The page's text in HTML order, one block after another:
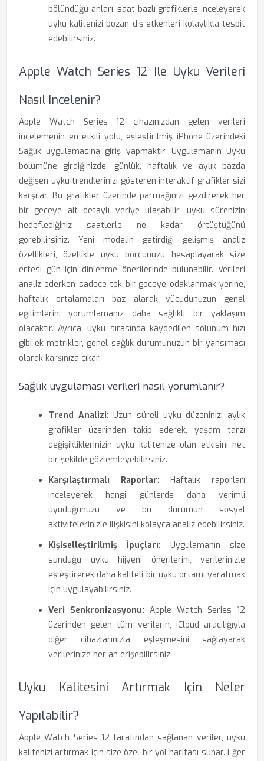
bölündüğü anları, saat bazlı grafiklerle inceleyerek
uyku kalitenizi bozan dış etkenleri kolaylıkla tespit
edebilirsiniz.
Apple Watch Series 12 Ile Uyku Verileri
Nasıl Incelenir?
Apple Watch Series 12 cihazınızdan gelen verileri
incelemenin en etkili yolu, eşleştirilmiş iPhone üzerindeki
Sağlık uygulamasına giriş yapmaktır. Uygulamanın Uyku
bölümüne girdiğinizde, günlük, haftalık ve aylık bazda
değişen uyku trendlerinizi gösteren interaktif grafikler sizi
karşılar. Bu grafikler üzerinde parmağınızı gezdirerek her
bir geceye ait detaylı veriye ulaşabilir, uyku sürenizin
hedeflediğiniz saatlerle ne kadar örtüştüğünü
görebilirsiniz. Yeni modelin getirdiği gelişmiş analiz
özellikleri, özellikle uyku borcunuzu hesaplayarak size
ertesi gün için dinlenme önerilerinde bulunabilir. Verileri
analiz ederken sadece tek bir geceye odaklanmak yerine,
haftalık ortalamaları baz alarak vücudunuzun genel
eğilimlerini yorumlamanız daha sağlıklı bir yaklaşım
olacaktır. Ayrıca, uyku sırasında kaydedilen solunum hızı
gibi ek metrikler, genel sağlık durumunuzun bir yansıması
olarak karşınıza çıkar.
Sağlık uygulaması verileri nasıl yorumlanır?
Trend Analizi: Uzun süreli uyku düzeninizi aylık
grafikler üzerinden takip ederek, yaşam tarzı
değişikliklerinizin uyku kalitenize olan etkisini net
bir şekilde gözlemleyebilirsiniz.
Karşılaştırmalı Raporlar: Haftalık raporları
inceleyerek hangi günlerde daha verimli
uyuduğunuzu ve bu durumun sosyal
aktivitelerinizle ilişkisini kolayca analiz edebilirsiniz.
Kişiselleştirilmiş İpuçları: Uygulamanın size
sunduğu uyku hijyeni önerilerini, verilerinizle
eşleştirerek daha kaliteli bir uyku ortamı yaratmak
için uygulayabilirsiniz.
Veri Senkronizasyonu: Apple Watch Series 12
üzerinden gelen tüm verilerin, iCloud aracılığıyla
diğer cihazlarınızla eşleşmesini sağlayarak
verilerinize her an erişebilirsiniz.
Uyku Kalitesini Artırmak Için Neler
Yapılabilir?
Apple Watch Series 12 tarafından sağlanan veriler, uyku
kalitenizi artırmak için size özel bir yol haritası sunar. Eğer